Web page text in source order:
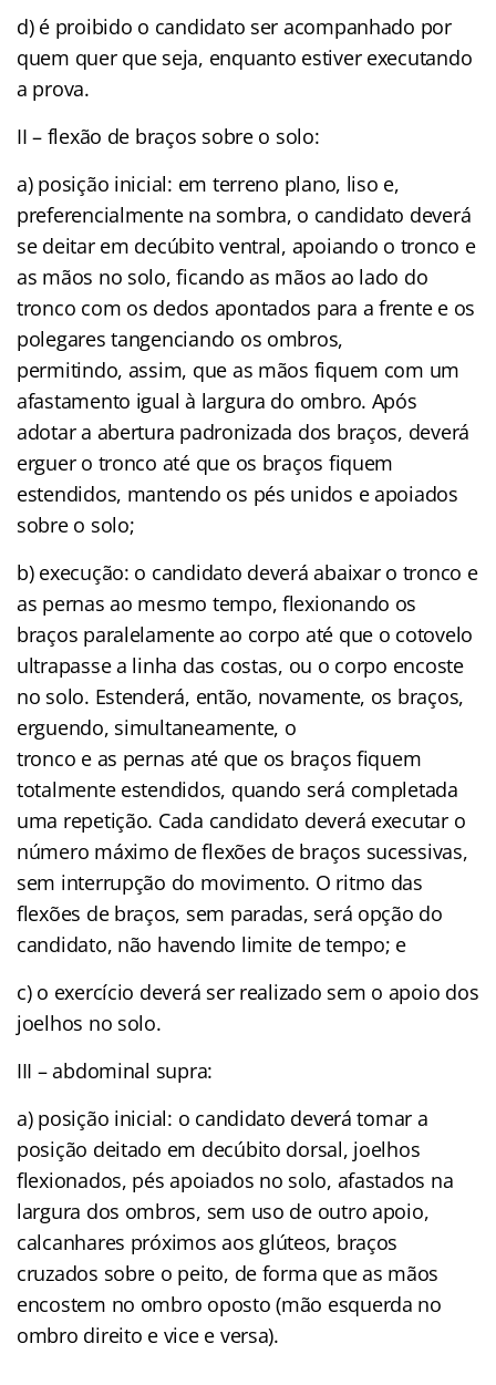
d) é proibido o candidato ser acompanhado por
quem quer que seja, enquanto estiver executando
a prova.
II – flexão de braços sobre o solo:
a) posição inicial: em terreno plano, liso e,
preferencialmente na sombra, o candidato deverá
se deitar em decúbito ventral, apoiando o tronco e
as mãos no solo, ficando as mãos ao lado do
tronco com os dedos apontados para a frente e os
polegares tangenciando os ombros,
permitindo, assim, que as mãos fiquem com um
afastamento igual à largura do ombro. Após
adotar a abertura padronizada dos braços, deverá
erguer o tronco até que os braços fiquem
estendidos, mantendo os pés unidos e apoiados
sobre o solo;
b) execução: o candidato deverá abaixar o tronco e
as pernas ao mesmo tempo, flexionando os
braços paralelamente ao corpo até que o cotovelo
ultrapasse a linha das costas, ou o corpo encoste
no solo. Estenderá, então, novamente, os braços,
erguendo, simultaneamente, o
tronco e as pernas até que os braços fiquem
totalmente estendidos, quando será completada
uma repetição. Cada candidato deverá executar o
número máximo de flexões de braços sucessivas,
sem interrupção do movimento. O ritmo das
flexões de braços, sem paradas, será opção do
candidato, não havendo limite de tempo; e
c) o exercício deverá ser realizado sem o apoio dos
joelhos no solo.
III – abdominal supra:
a) posição inicial: o candidato deverá tomar a
posição deitado em decúbito dorsal, joelhos
flexionados, pés apoiados no solo, afastados na
largura dos ombros, sem uso de outro apoio,
calcanhares próximos aos glúteos, braços
cruzados sobre o peito, de forma que as mãos
encostem no ombro oposto (mão esquerda no
ombro direito e vice e versa).